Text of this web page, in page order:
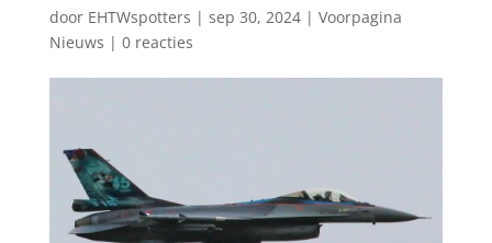
door EHTWspotters | sep 30, 2024| Voorpagina
Nieuws | 0 reacties